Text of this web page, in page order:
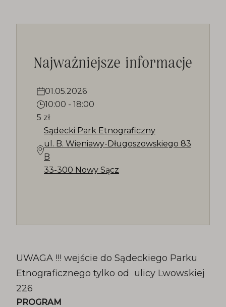
UWAGA !!! wejście do Sądeckiego Parku
Etnograficznego tylko od ulicy Lwowskiej
226
PROGRAM
Najważniejsze informacje
01.05.2026
10:00 - 18:00
5 zł
Sądecki Park Etnograficzny
ul. B. Wieniawy-Długoszowskiego 83
B
33-300 Nowy Sącz